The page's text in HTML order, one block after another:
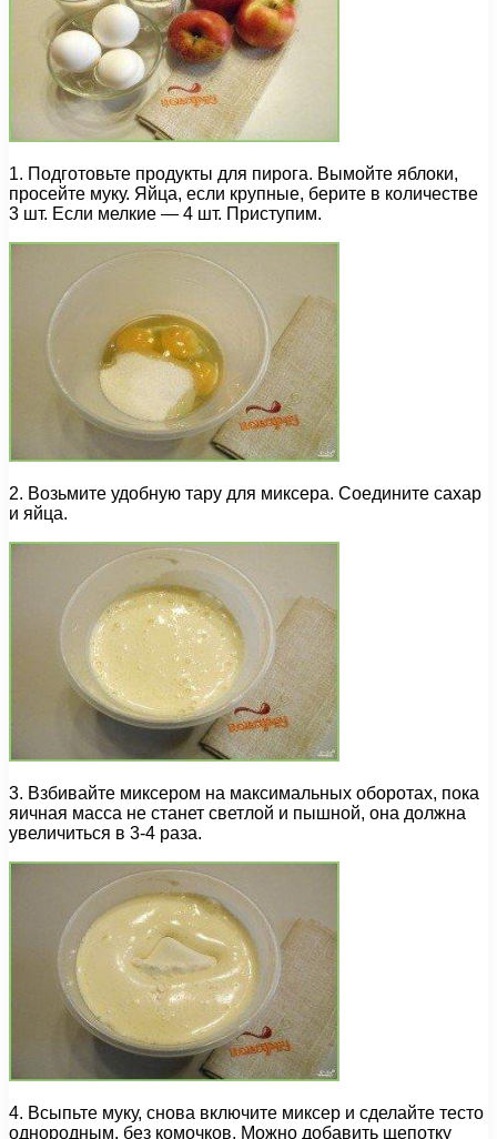
1. Подготовьте продукты для пирога. Вымойте яблоки,
просейте муку. Яйца, если крупные, берите в количестве
3 шт. Если мелкие — 4 шт. Приступим.
2. Возьмите удобную тару для миксера. Соедините сахар
и яйца.
3. Взбивайте миксером на максимальных оборотах, пока
яичная масса не станет светлой и пышной, она должна
увеличиться в 3-4 раза.
4. Всыпьте муку, снова включите миксер и сделайте тесто
однородным, без комочков. Можно добавить щепотку